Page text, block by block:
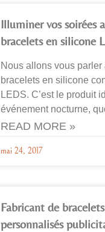
Illuminer vos soirées
bracelets en silicone
Nous allons vous parler
bracelets en silicone
LEDS. C’est le produit
événement nocturne,
READ MORE »
mai 24, 2017
Fabricant de
personnalisés